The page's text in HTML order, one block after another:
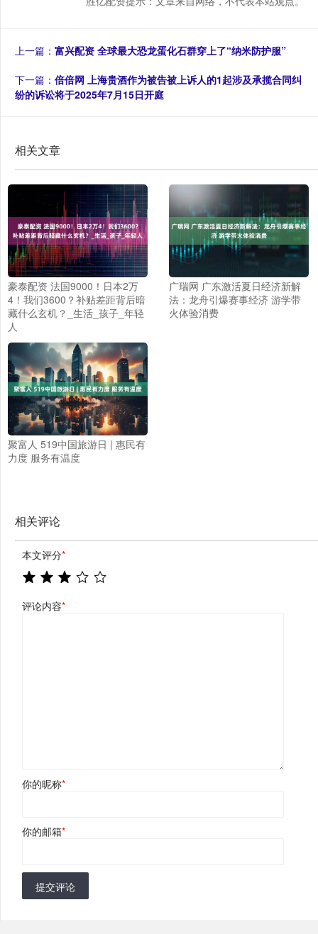
上一篇： 富兴配资 全球最大恐龙蛋化石群穿上了“纳米防护服”
下一篇： 倍倍网 上海贵酒作为被告被上诉人的1起涉及承揽合同纠
纷的诉讼将于2025年7月15日开庭
相关文章
豪泰配资 法国9000！日本2万
4！我们3600？补贴差距背后暗
藏什么玄机？_生活_孩子_年轻
人
广瑞网 广东激活夏日经济新解
法：龙舟引爆赛事经济 游学带
火体验消费
聚富人 519中国旅游日 | 惠民有
力度 服务有温度
相关评论
本文评分*
评论内容*
你的昵称*
你的邮箱*
提交评论